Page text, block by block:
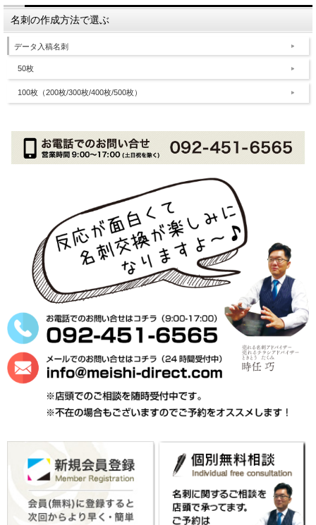
名刺の作成方法で選ぶ
データ入稿名刺
50枚
100枚（200枚/300枚/400枚/500枚）